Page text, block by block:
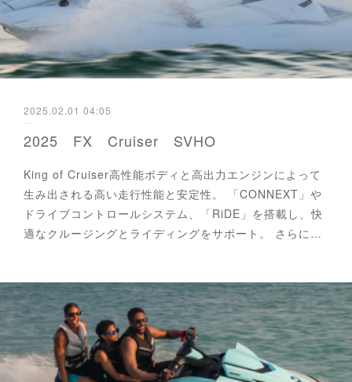
2025.02.01 04:05
2025 FX Cruiser SVHO
King of Cruiser高性能ボディと高出力エンジンによって
生み出される高い走行性能と安定性。 「CONNEXT」や
ドライブコントロールシステム、「RiDE」を搭載し、快
適なクルージングとライディングをサポート。 さらに…